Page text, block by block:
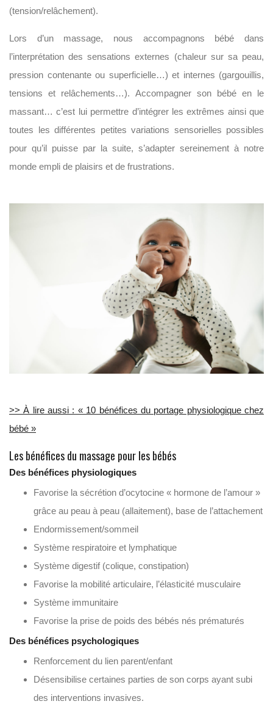
(tension/relâchement).
Lors d’un massage, nous accompagnons bébé dans
l’interprétation des sensations externes (chaleur sur sa peau,
pression contenante ou superficielle…) et internes (gargouillis,
tensions et relâchements…). Accompagner son bébé en le
massant… c’est lui permettre d’intégrer les extrêmes ainsi que
toutes les différentes petites variations sensorielles possibles
pour qu’il puisse par la suite, s’adapter sereinement à notre
monde empli de plaisirs et de frustrations.
>> À lire aussi : « 10 bénéfices du portage physiologique chez
bébé »
Les bénéfices du massage pour les bébés
Des bénéfices physiologiques
Favorise la sécrétion d’ocytocine « hormone de l’amour »
grâce au peau à peau (allaitement), base de l’attachement
Endormissement/sommeil
Système respiratoire et lymphatique
Système digestif (colique, constipation)
Favorise la mobilité articulaire, l’élasticité musculaire
Système immunitaire
Favorise la prise de poids des bébés nés prématurés
Des bénéfices psychologiques
Renforcement du lien parent/enfant
Désensibilise certaines parties de son corps ayant subi
des interventions invasives.